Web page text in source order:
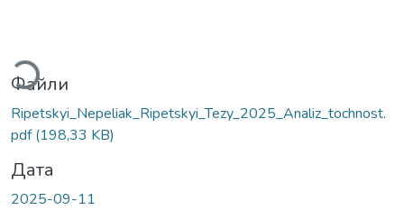
Файли
Ripetskyi_Nepeliak_Ripetskyi_Tezy_2025_Analiz_tochnost.
pdf(198,33 KB)
Дата
2025-09-11